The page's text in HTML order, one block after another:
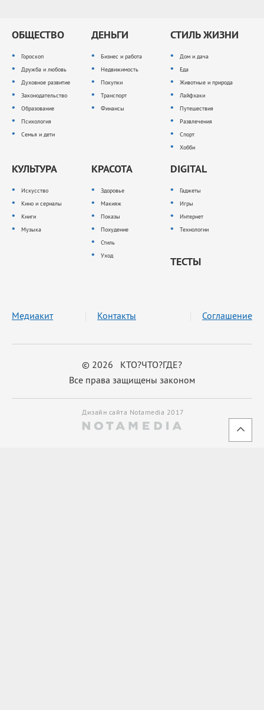
ОБЩЕСТВО
Гороскоп
Дружба и любовь
Духовное развитие
Законодательство
Образование
Психология
Семья и дети
ДЕНЬГИ
Бизнес и работа
Недвижимость
Покупки
Транспорт
Финансы
СТИЛЬ ЖИЗНИ
Дом и дача
Еда
Животные и природа
Лайфхаки
Путешествия
Развлечения
Спорт
Хобби
КУЛЬТУРА
Искусство
Кино и сериалы
Книги
Музыка
КРАСОТА
Здоровье
Макияж
Показы
Похудение
Стиль
Уход
DIGITAL
Гаджеты
Игры
Интернет
Технологии
ТЕСТЫ
© 2026 КТО?ЧТО?ГДЕ?
Все права защищены законом
Медиакит Контакты Соглашение
Дизайн сайта Notamedia 2017